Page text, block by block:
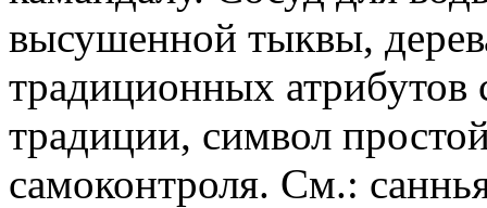
высушенной тыквы,
традиционных атрибутов
традиции, символ
самоконтроля. См.: